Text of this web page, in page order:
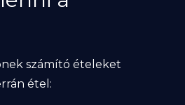
számító ételeket
étel: